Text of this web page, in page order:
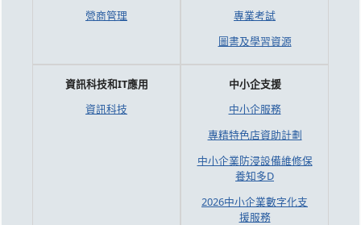
營商管理
專業考試
圖書及學習資源
資訊科技和IT應用
資訊科技
中小企支援
中小企服務
專精特色店資助計劃
中小企業防浸設備維修保
養知多D
2026中小企業數字化支
援服務